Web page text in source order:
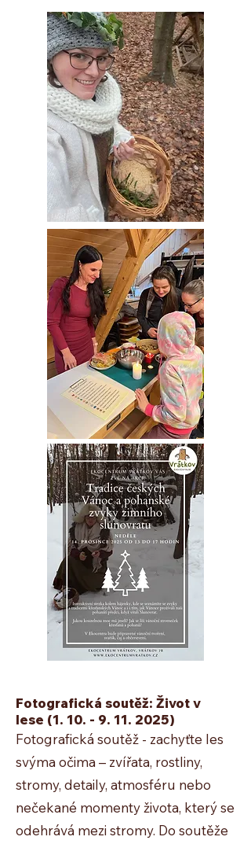
Fotografická soutěž: Život v
lese (1. 10. - 9. 11. 2025)
Fotografická soutěž - zachyťte les
svýma očima – zvířata, rostliny,
stromy, detaily, atmosféru nebo
nečekané momenty života, který se
odehrává mezi stromy. Do soutěže